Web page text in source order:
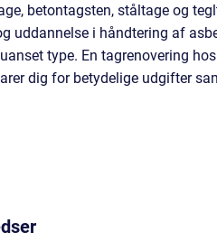
, betontagsten, ståltage og
uddannelse i håndtering af
type. En tagrenovering
dig for betydelige udgifter